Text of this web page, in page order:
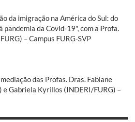
da imigração na América do Sul: do
pandemia da Covid-19", com a Profa.
– Campus FURG-SVP
das Profas. Dras. Fabiane
e Gabriela Kyrillos (INDERI/FURG) –